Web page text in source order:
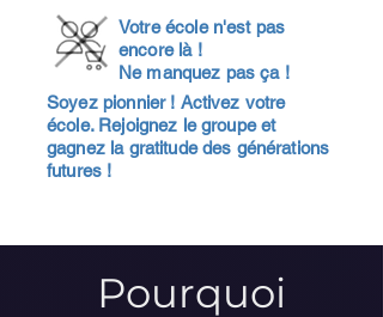
Votre école n'est pas
encore là !
Ne manquez pas ça !
Soyez pionnier ! Activez votre
école. Rejoignez le groupe et
gagnez la gratitude des générations
futures !
Pourquoi